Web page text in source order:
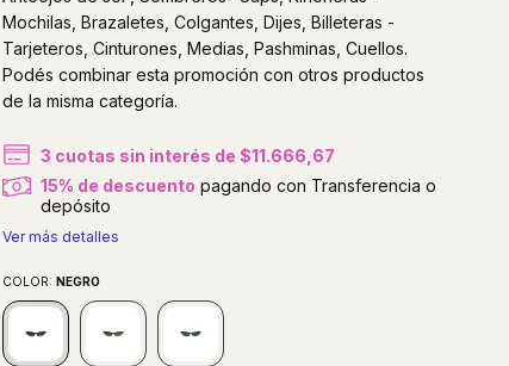
Mochilas, Brazaletes, Colgantes, Dijes, Billeteras -
Tarjeteros, Cinturones, Medias, Pashminas, Cuellos.
Podés combinar esta promoción con otros productos
de la misma categoría.
3 cuotas sin interés de $11.666,67
15% de descuento pagando con Transferencia o
depósito
Ver más detalles
COLOR:NEGRO